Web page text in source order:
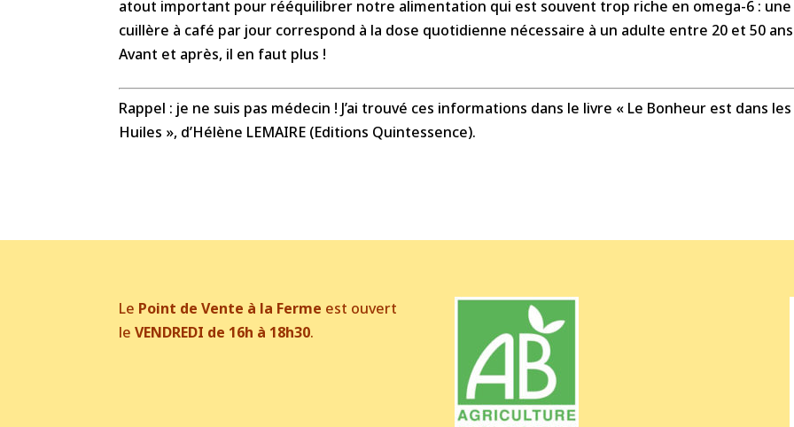
atout important pour rééquilibrer notre alimentation qui est souvent trop riche en omega-6 : une
cuillère à café par jour correspond à la dose quotidienne nécessaire à un adulte entre 20 et 50
Avant et après, il en faut plus !
Rappel : je ne suis pas médecin ! J’ai trouvé ces informations dans le livre « Le Bonheur est dans les
Huiles », d’Hélène LEMAIRE (Editions Quintessence).
Le Point de Vente à la Ferme est ouvert
leVENDREDI de 16h à 18h30.